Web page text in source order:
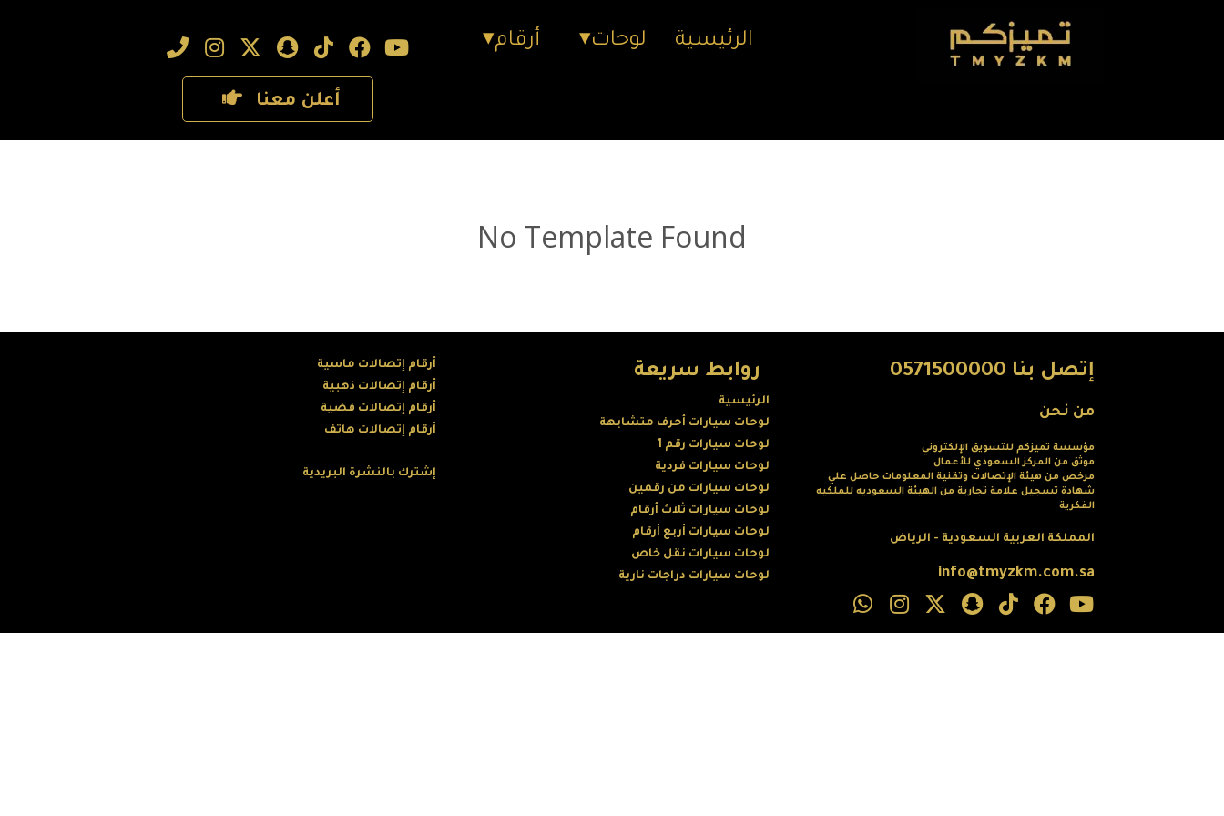
الرئيسية لوحات أرقام
أعلن معنا
No Template Found
إتصل بنا 0571500000
من نحن
مؤسسة تميزكم للتسويق الإلكتروني
موثق من المركز السعودي للأعمال
مرخص من هيئة الإتصالات وتقنية المعلومات حاصل علي
شهادة تسجيل علامة تجارية من الهيئة السعوديه للملكيه
الفكرية
المملكة العربية السعودية - الرياض
info@tmyzkm.com.sa
روابط سريعة
الرئيسية
لوحات سيارات أحرف متشابهة
لوحات سيارات رقم 1
لوحات سيارات فردية
لوحات سيارات من رقمين
لوحات سيارات ثلاث أرقام
لوحات سيارات أربع أرقام
لوحات سيارات نقل خاص
لوحات سيارات دراجات نارية
أرقام إتصالات ماسية
أرقام إتصالات ذهبية
أرقام إتصالات فضية
أرقام إتصالات هاتف
إشترك بالنشرة البريدية